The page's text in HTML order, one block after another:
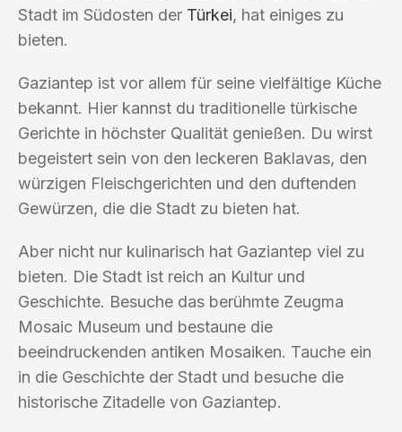
Stadt im Südosten der Türkei, hat einiges zu
bieten.
Gaziantep ist vor allem für seine vielfältige Küche
bekannt. Hier kannst du traditionelle türkische
Gerichte in höchster Qualität genießen. Du wirst
begeistert sein von den leckeren Baklavas, den
würzigen Fleischgerichten und den duftenden
Gewürzen, die die Stadt zu bieten hat.
Aber nicht nur kulinarisch hat Gaziantep viel zu
bieten. Die Stadt ist reich an Kultur und
Geschichte. Besuche das berühmte Zeugma
Mosaic Museum und bestaune die
beeindruckenden antiken Mosaiken. Tauche ein
in die Geschichte der Stadt und besuche die
historische Zitadelle von Gaziantep.